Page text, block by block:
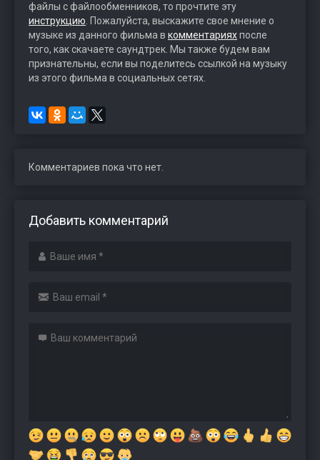
файлы с файлообменников, то прочтите эту
инструкцию . Пожалуйста, выскажите свое мнение о
музыке из данного фильма в комментарияхпосле
того, как скачаете саундтрек. Мы также будем вам
признательны, если вы поделитесь ссылкой на музыку
из этого фильма в социальных сетях.
Комментариев пока что нет.
Добавить комментарий